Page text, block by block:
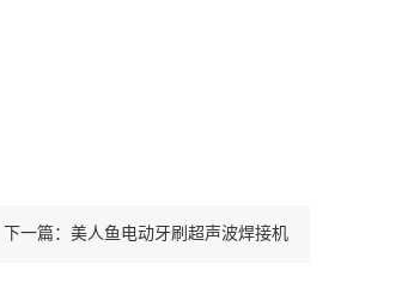
下一篇：美人鱼电动牙刷超声波焊接机